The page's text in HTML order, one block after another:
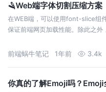
🪒Web端字体切割压缩方案
在WEB端，可以使用font-slice组
保证前端网页加载性能。除此之外
前端蜗牛笔记 1年前 3.4k
你真的了解Emoji吗？Emoji